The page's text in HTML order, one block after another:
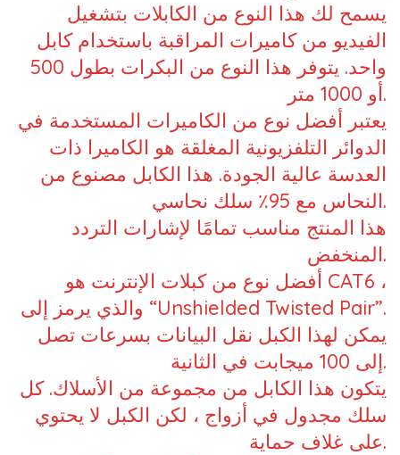
يسمح لك هذا النوع من الكابلات بتشغيل
الفيديو من كاميرات المراقبة باستخدام كابل
واحد. يتوفر هذا النوع من البكرات بطول 500
أو 1000 متر.
يعتبر أفضل نوع من الكاميرات المستخدمة في
الدوائر التلفزيونية المغلقة هو الكاميرا ذات
العدسة عالية الجودة. هذا الكابل مصنوع من
النحاس مع 95٪ سلك نحاسي.
هذا المنتج مناسب تمامًا لإشارات التردد
المنخفض.
أفضل نوع من كبلات الإنترنت هو CAT6 ،
والذي يرمز إلى “Unshielded Twisted Pair”.
يمكن لهذا الكبل نقل البيانات بسرعات تصل
إلى 100 ميجابت في الثانية.
يتكون هذا الكابل من مجموعة من الأسلاك. كل
سلك مجدول في أزواج ، لكن الكبل لا يحتوي
على غلاف حماية.